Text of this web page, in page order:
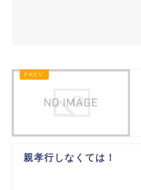
親孝行しなくては！